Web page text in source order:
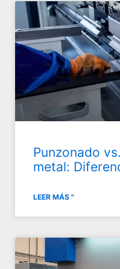
Punzonado
metal:
LEER MÁS "